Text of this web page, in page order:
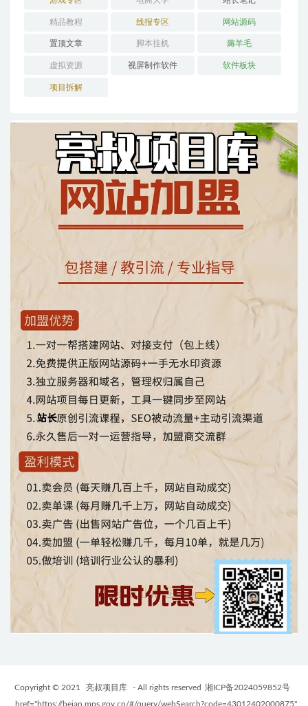
精品教程 线报专区 网站源码
置顶文章 脚本挂机 薅羊毛
虚拟资源 视屏制作软件 软件板块
项目拆解
Copyright © 2021 亮叔项目库 - All rights reserved 湘ICP备2024059852号
href="https://beian.mps.gov.cn/#/query/webSearch?code=43012402000875"